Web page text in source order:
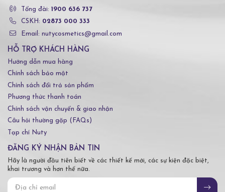
Tổng đài: 1900 636 737
CSKH: 02873 000 333
Email: nutycosmetics@gmail.com
HỖ TRỢ KHÁCH HÀNG
Hướng dẫn mua hàng
Chính sách bảo mật
Chính sách đổi trả sản phẩm
Phương thức thanh toán
Chính sách vận chuyển & giao nhận
Câu hỏi thường gặp (FAQs)
Tạp chí Nuty
ĐĂNG KÝ NHẬN BẢN TIN
Hãy là người đầu tiên biết về các thiết kế mới, các sự kiện đặc biệt,
khai trương và hơn thế nữa.